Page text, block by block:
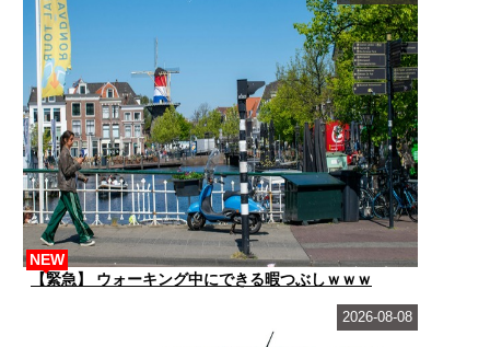
【緊急】 ウォーキング中にできる暇つぶしｗｗｗ
NEW
2026-08-08